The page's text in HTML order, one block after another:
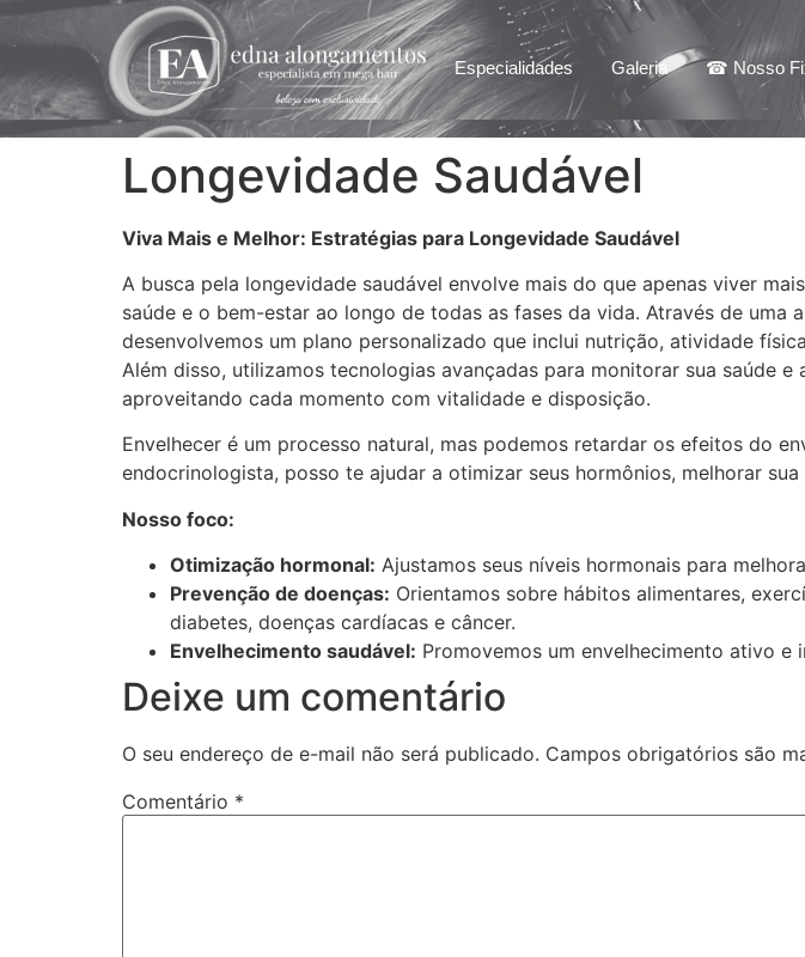
Especialidades Galeria ☎ Nosso
Longevidade Saudável
Viva Mais e Melhor: Estratégias para Longevidade Saudável
A busca pela longevidade saudável envolve mais do que apenas viver
saúde e o bem-estar ao longo de todas as fases da vida. Através de uma
desenvolvemos um plano personalizado que inclui nutrição, atividade
Além disso, utilizamos tecnologias avançadas para monitorar sua saúde
aproveitando cada momento com vitalidade e disposição.
Envelhecer é um processo natural, mas podemos retardar os efeitos do
endocrinologista, posso te ajudar a otimizar seus hormônios, melhorar
Nosso foco:
Otimização hormonal: Ajustamos seus níveis hormonais para
Prevenção de doenças: Orientamos sobre hábitos alimentares,
diabetes, doenças cardíacas e câncer.
Envelhecimento saudável: Promovemos um envelhecimento ativo
Deixe um comentário
O seu endereço de e-mail não será publicado. Campos obrigatórios são
Comentário *